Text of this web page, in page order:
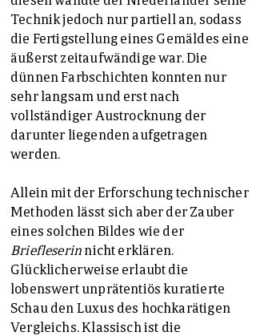
Technik jedoch nur partiell an, sodass
die Fertigstellung eines Gemäldes eine
äußerst zeitaufwändige war. Die
dünnen Farbschichten konnten nur
sehr langsam und erst nach
vollständiger Austrocknung der
darunter liegenden aufgetragen
werden.
Allein mit der Erforschung technischer
Methoden lässt sich aber der Zauber
eines solchen Bildes wie der
Briefleserinnicht erklären.
Glücklicherweise erlaubt die
lobenswert unprätentiös kuratierte
Schau den Luxus des hochkarätigen
Vergleichs. Klassisch ist die